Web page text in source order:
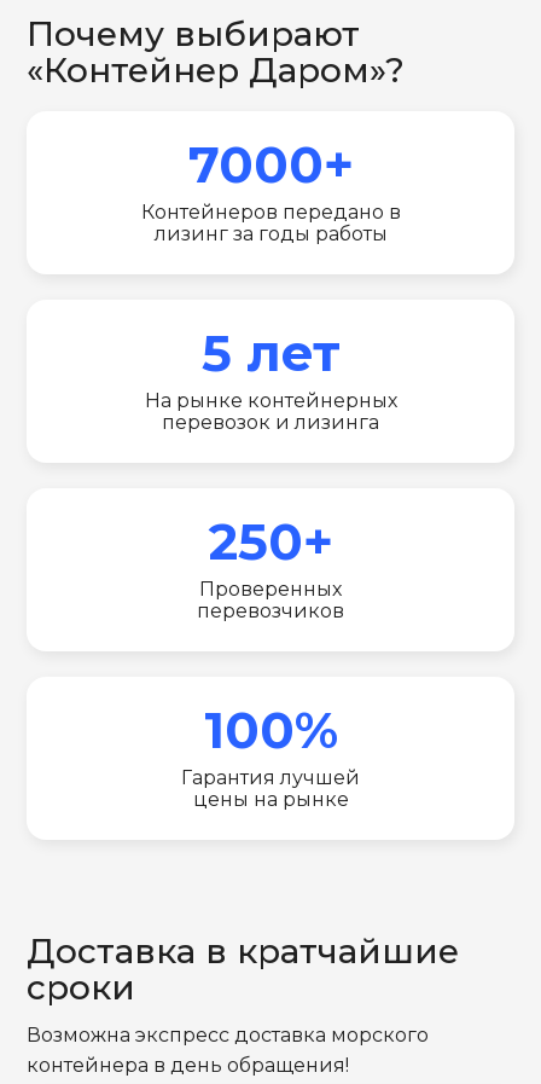
Почему выбирают
«Контейнер Даром»?
7000+
Контейнеров передано в
лизинг за годы работы
5 лет
На рынке контейнерных
перевозок и лизинга
250+
Проверенных
перевозчиков
100%
Гарантия лучшей
цены на рынке
Доставка в кратчайшие
сроки
Возможна экспресс доставка морского
контейнера в день обращения!